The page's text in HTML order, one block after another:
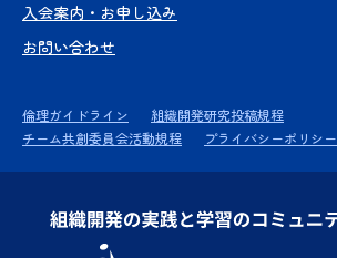
入会案内・お申し込み
お問い合わせ
倫理ガイドライン
組織開発研究投稿規程
チーム共創委員会活動規程
プライバシーポリシー